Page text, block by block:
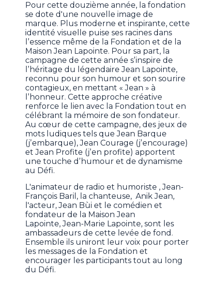
Pour cette douzième année, la fondation
se dote d'une nouvelle image de
marque. Plus moderne et inspirante, cette
identité visuelle puise ses racines dans
lʼessence même de la Fondation et de la
Maison Jean Lapointe. Pour sa part, la
campagne de cette année sʼinspire de
lʼhéritage du légendaire Jean Lapointe,
reconnu pour son humour et son sourire
contagieux, en mettant « Jean » à
lʼhonneur. Cette approche créative
renforce le lien avec la Fondation tout en
célébrant la mémoire de son fondateur.
Au cœur de cette campagne, des jeux de
mots ludiques tels que Jean Barque
(jʼembarque), Jean Courage (jʼencourage)
et Jean Profite (jʼen profite) apportent
une touche dʼhumour et de dynamisme
au Défi.
L'animateur de radio et humoriste , Jean-
François Baril, la chanteuse, Anik Jean,
l'acteur, Jean Bùi et le comédien et
fondateur de la Maison Jean
Lapointe, Jean-Marie Lapointe, sont les
ambassadeurs de cette levée de fond.
Ensemble ils uniront leur voix pour porter
les messages de la Fondation et
encourager les participants tout au long
du Défi.